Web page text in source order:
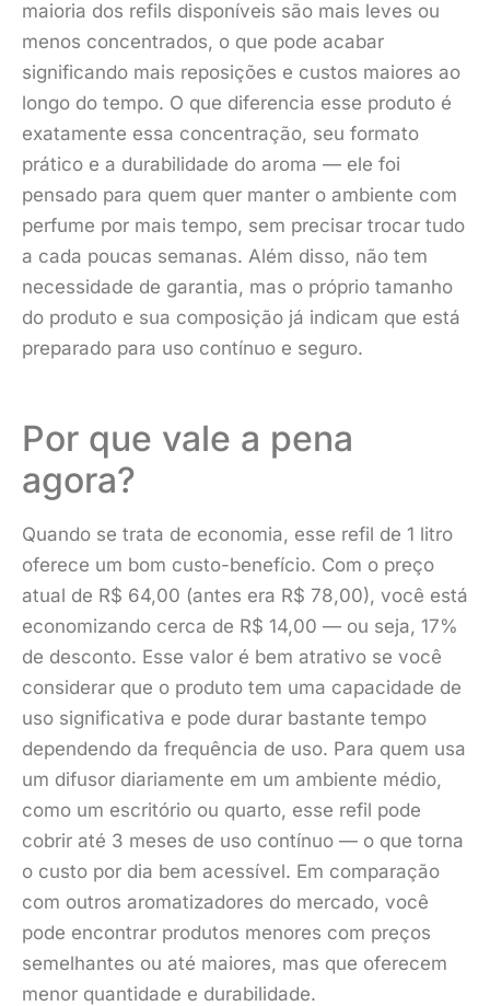
maioria dos refils disponíveis são mais leves ou
menos concentrados, o que pode acabar
significando mais reposições e custos maiores ao
longo do tempo. O que diferencia esse produto é
exatamente essa concentração, seu formato
prático e a durabilidade do aroma — ele foi
pensado para quem quer manter o ambiente com
perfume por mais tempo, sem precisar trocar tudo
a cada poucas semanas. Além disso, não tem
necessidade de garantia, mas o próprio tamanho
do produto e sua composição já indicam que está
preparado para uso contínuo e seguro.
Por que vale a pena
agora?
Quando se trata de economia, esse refil de 1 litro
oferece um bom custo-benefício. Com o preço
atual de R$ 64,00 (antes era R$ 78,00), você está
economizando cerca de R$ 14,00 — ou seja, 17%
de desconto. Esse valor é bem atrativo se você
considerar que o produto tem uma capacidade de
uso significativa e pode durar bastante tempo
dependendo da frequência de uso. Para quem usa
um difusor diariamente em um ambiente médio,
como um escritório ou quarto, esse refil pode
cobrir até 3 meses de uso contínuo — o que torna
o custo por dia bem acessível. Em comparação
com outros aromatizadores do mercado, você
pode encontrar produtos menores com preços
semelhantes ou até maiores, mas que oferecem
menor quantidade e durabilidade.